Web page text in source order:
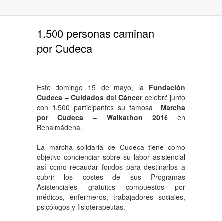
1.500 personas caminan
por Cudeca
Este domingo 15 de mayo, la Fundación
Cudeca – Cuidados del Cáncercelebró junto
con 1.500 participantes su famosa Marcha
por Cudeca – Walkathon 2016en
Benalmádena.
La marcha solidaria de Cudeca tiene como
objetivo concienciar sobre su labor asistencial
así como recaudar fondos para destinarlos a
cubrir los costes de sus Programas
Asistenciales gratuitos compuestos por
médicos, enfermeros, trabajadores sociales,
psicólogos y fisioterapeutas.